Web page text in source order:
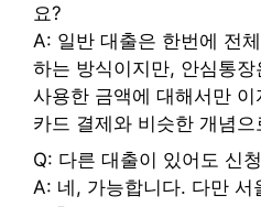
요?
A: 일반 대출은 한번에 전
하는 방식이지만, 안심통
사용한 금액에 대해서만
카드 결제와 비슷한 개념
Q: 다른 대출이 있어도 신
A: 네, 가능합니다. 다만 서